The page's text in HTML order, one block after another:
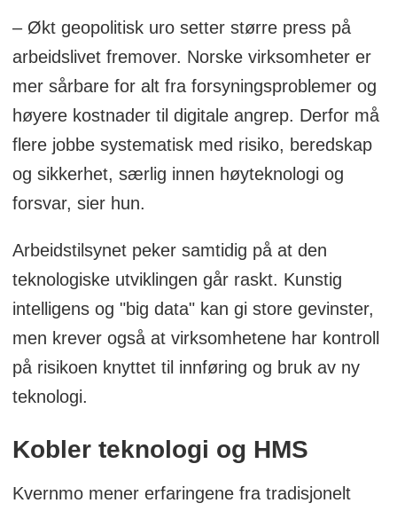
– Økt geopolitisk uro setter større press på
arbeidslivet fremover. Norske virksomheter er
mer sårbare for alt fra forsyningsproblemer og
høyere kostnader til digitale angrep. Derfor må
flere jobbe systematisk med risiko, beredskap
og sikkerhet, særlig innen høyteknologi og
forsvar, sier hun.
Arbeidstilsynet peker samtidig på at den
teknologiske utviklingen går raskt. Kunstig
intelligens og "big data" kan gi store gevinster,
men krever også at virksomhetene har kontroll
på risikoen knyttet til innføring og bruk av ny
teknologi.
Kobler teknologi og HMS
Kvernmo mener erfaringene fra tradisjonelt